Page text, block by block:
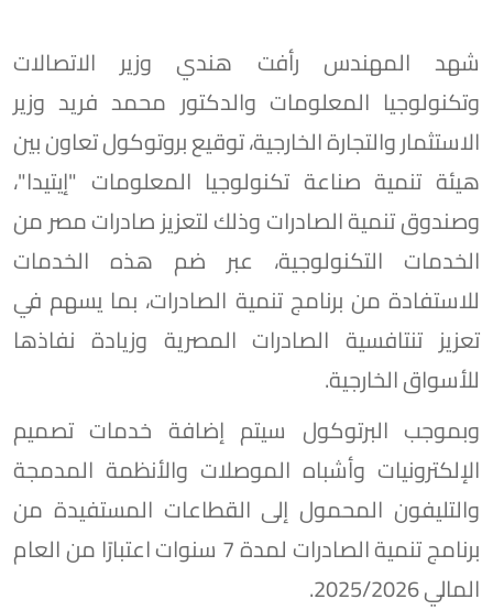
شهد المهندس رأفت هندي وزير الاتصالات
وتكنولوجيا المعلومات والدكتور محمد فريد وزير
الاستثمار والتجارة الخارجية، توقيع بروتوكول تعاون بين
هيئة تنمية صناعة تكنولوجيا المعلومات "إيتيدا"،
وصندوق تنمية الصادرات وذلك لتعزيز صادرات مصر من
الخدمات التكنولوجية، عبر ضم هذه الخدمات
للاستفادة من برنامج تنمية الصادرات، بما يسهم في
تعزيز تنتافسية الصادرات المصرية وزيادة نفاذها
للأسواق الخارجية.
وبموجب البرتوكول سيتم إضافة خدمات تصميم
الإلكترونيات وأشباه الموصلات والأنظمة المدمجة
والتليفون المحمول إلى القطاعات المستفيدة من
برنامج تنمية الصادرات لمدة 7 سنوات اعتبارًا من العام
المالي 2025/2026.